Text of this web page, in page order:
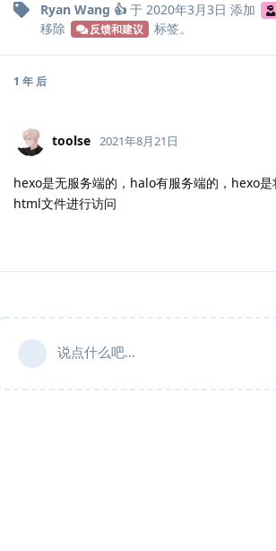
Ryan Wang 👍 于 2020年3月3日 添加
移除
反馈和建议 标签。
1 年 后
toolse 2021年8月21日
hexo是无服务端的，halo有服务端的，hexo
html文件进行访问
说点什么吧...